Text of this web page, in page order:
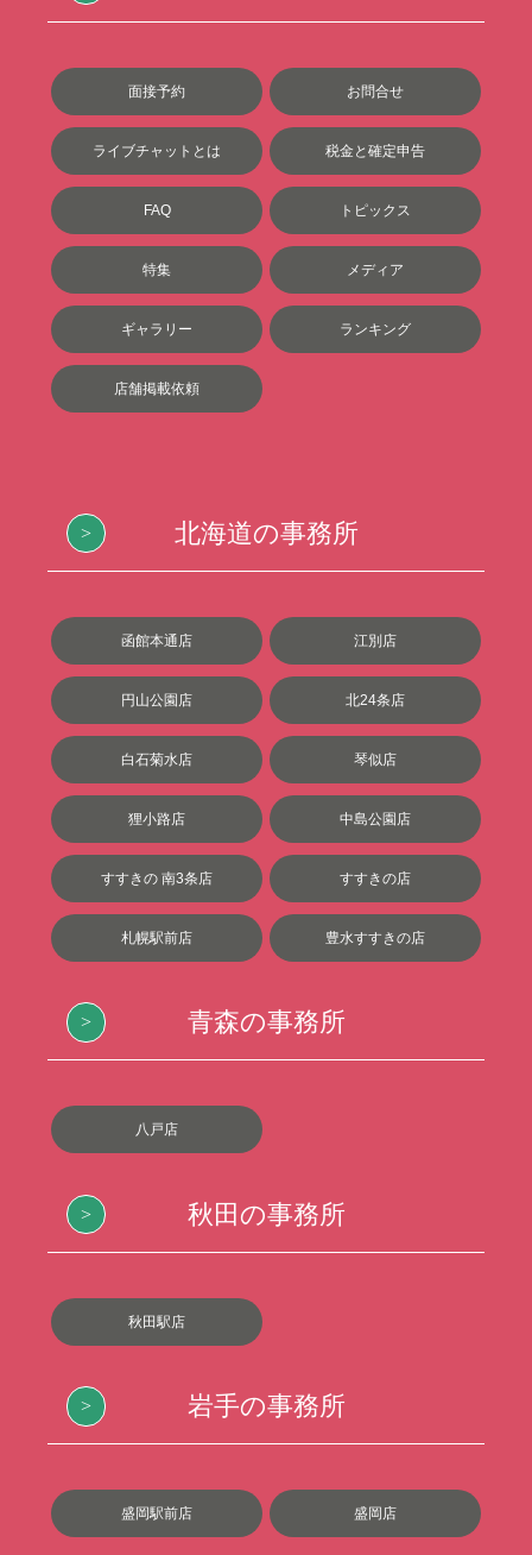
面接予約 お問合せ
ライブチャットとは 税金と確定申告
FAQ トピックス
特集 メディア
ギャラリー ランキング
店舗掲載依頼
北海道の事務所
函館本通店 江別店
円山公園店 北24条店
白石菊水店 琴似店
狸小路店 中島公園店
すすきの 南3条店 すすきの店
札幌駅前店 豊水すすきの店
青森の事務所
八戸店
秋田の事務所
秋田駅店
岩手の事務所
盛岡駅前店 盛岡店